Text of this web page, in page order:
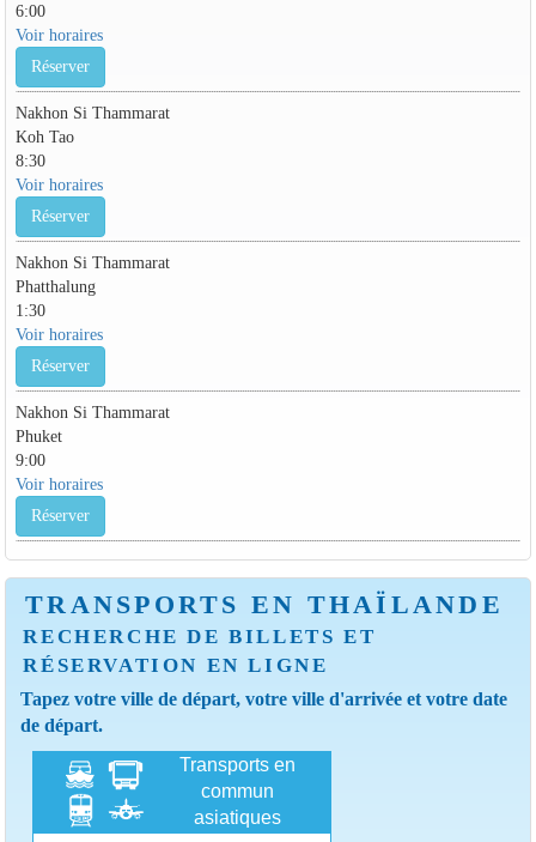
6:00
Voir horaires
Réserver
Nakhon Si Thammarat
Koh Tao
8:30
Voir horaires
Réserver
Nakhon Si Thammarat
Phatthalung
1:30
Voir horaires
Réserver
Nakhon Si Thammarat
Phuket
9:00
Voir horaires
Réserver
TRANSPORTS EN THAÏLANDE
RECHERCHE DE BILLETS ET
RÉSERVATION EN LIGNE
Tapez votre ville de départ, votre ville d'arrivée et votre date
de départ.
Transports en
commun
asiatiques